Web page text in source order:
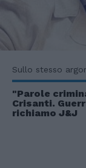
Sullo stesso
"Parole
Crisanti.
richiamo J&J